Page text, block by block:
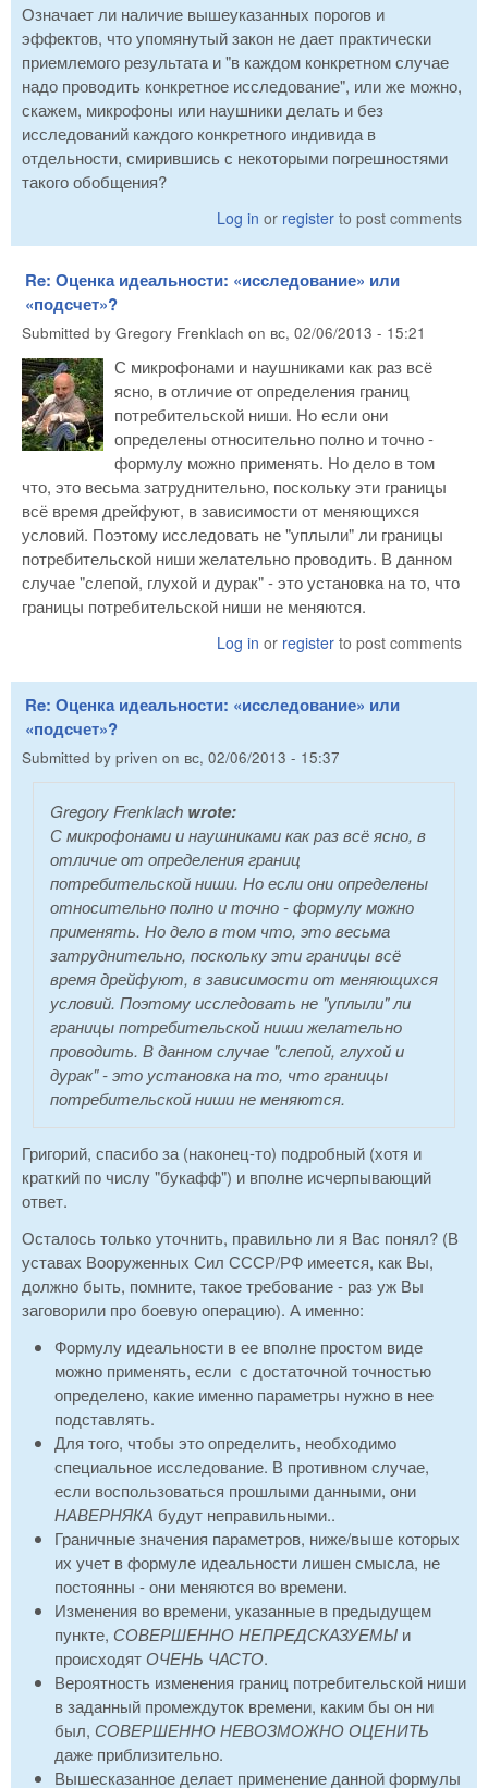
Означает ли наличие вышеуказанных порогов и
эффектов, что упомянутый закон не дает практически
приемлемого результата и "в каждом конкретном случае
надо проводить конкретное исследование", или же можно,
скажем, микрофоны или наушники делать и без
исследований каждого конкретного индивида в
отдельности, смирившись с некоторыми погрешностями
такого обобщения?
Log in or register to post comments
Re: Оценка идеальности: «исследование» или
«подсчет»?
Submitted by Gregory Frenklach on вс, 02/06/2013 - 15:21
С микрофонами и наушниками как раз всё
ясно, в отличие от определения границ
потребительской ниши. Но если они
определены относительно полно и точно -
формулу можно применять. Но дело в том
что, это весьма затруднительно, поскольку эти границы
всё время дрейфуют, в зависимости от меняющихся
условий. Поэтому исследовать не "уплыли" ли границы
потребительской ниши желательно проводить. В данном
случае "слепой, глухой и дурак" - это установка на то, что
границы потребительской ниши не меняются.
Log in or register to post comments
Re: Оценка идеальности: «исследование» или
«подсчет»?
Submitted by priven on вс, 02/06/2013 - 15:37
Gregory Frenklach wrote:
С микрофонами и наушниками как раз всё ясно, в
отличие от определения границ
потребительской ниши. Но если они определены
относительно полно и точно - формулу можно
применять. Но дело в том что, это весьма
затруднительно, поскольку эти границы всё
время дрейфуют, в зависимости от меняющихся
условий. Поэтому исследовать не "уплыли" ли
границы потребительской ниши желательно
проводить. В данном случае "слепой, глухой и
дурак" - это установка на то, что границы
потребительской ниши не меняются.
Григорий, спасибо за (наконец-то) подробный (хотя и
краткий по числу "букафф") и вполне исчерпывающий
ответ.
Осталось только уточнить, правильно ли я Вас понял? (В
уставах Вооруженных Сил СССР/РФ имеется, как Вы,
должно быть, помните, такое требование - раз уж Вы
заговорили про боевую операцию). А именно:
Формулу идеальности в ее вполне простом виде
можно применять, если с достаточной точностью
определено, какие именно параметры нужно в нее
подставлять.
Для того, чтобы это определить, необходимо
специальное исследование. В противном случае,
если воспользоваться прошлыми данными, они
НАВЕРНЯКА будут неправильными..
Граничные значения параметров, ниже/выше которых
их учет в формуле идеальности лишен смысла, не
постоянны - они меняются во времени.
Изменения во времени, указанные в предыдущем
пункте, СОВЕРШЕННО НЕПРЕДСКАЗУЕМЫ и
происходятОЧЕНЬ ЧАСТО.
Вероятность изменения границ потребительской ниши
в заданный промеждуток времени, каким бы он ни
был, СОВЕРШЕННО НЕВОЗМОЖНО ОЦЕНИТЬ
даже приблизительно.
Вышесказанное делает применение данной формулы